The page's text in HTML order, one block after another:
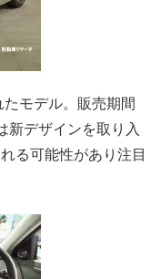
モデル。販売期間
新デザインを取り入
る可能性があり注目